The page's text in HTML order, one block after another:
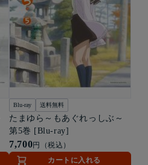
Blu-ray 送料無料
たまゆら～もあぐれっしぶ～
第5巻 [Blu-ray]
7,700円（税込）
カートに入れる